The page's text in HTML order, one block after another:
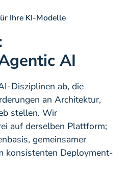
Ihre KI-Modelle
AI
Disziplinen ab, die
an Architektur,
stellen. Wir
auf derselben Plattform;
gemeinsamer
konsistenten Deployment-